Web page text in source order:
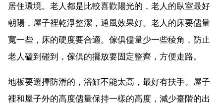
居住環境。老人都是比較喜歡陽光的，老人的臥室最好
朝陽，屋子裡乾淨整潔，通風效果好。老人的床要儘量
寬一些，床的硬度要合適。傢俱儘量少一些稜角，防止
老人磕到碰到，傢俱的擺放要固定整齊，方便走路。
地板要選擇防滑的，浴缸不能太高，最好有扶手。屋子
裡和屋子外的高度儘量保持一樣的高度，減少臺階的出